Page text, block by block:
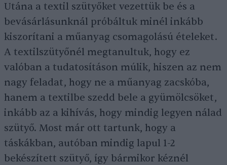
Utána a textil szütyőket vezettük be és a
bevásárlásunknál próbáltuk minél inkább
kiszorítani a műanyag csomagolású ételeket.
A textilszütyőnél megtanultuk, hogy ez
valóban a tudatosításon múlik, hiszen az nem
nagy feladat, hogy ne a műanyag zacskóba,
hanem a textilbe szedd bele a gyümölcsöket,
inkább az a kihívás, hogy mindig legyen nálad
szütyő. Most már ott tartunk, hogy a
táskákban, autóban mindig lapul 1-2
bekészített szütyő, így bármikor kéznél